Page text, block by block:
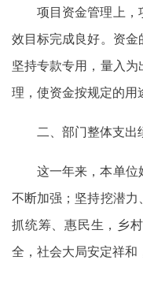
项目资金管理上
效目标完成良好。资金
坚持专款专用，量入
理，使资金按规定的用
二、部门整体支出
这一年来，本单
不断加强；坚持挖潜
抓统筹、惠民生，乡
全，社会大局安定祥和